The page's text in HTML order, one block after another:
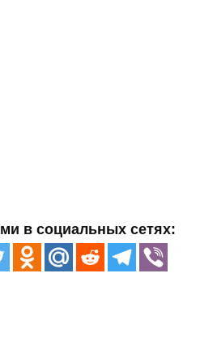
в социальных сетях: